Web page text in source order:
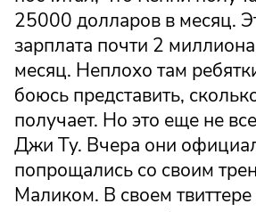
25000 долларов в месяц.
зарплата почти 2
месяц. Неплохо там
боюсь представить,
получает. Но это еще не
Джи Ту. Вчера они
попрощались со своим
Маликом. В своем твиттере